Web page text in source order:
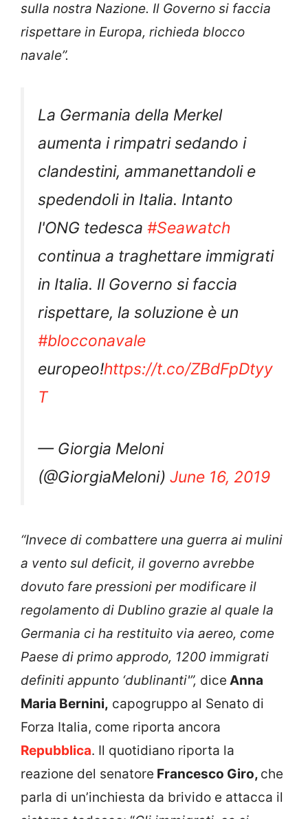
sulla nostra Nazione. Il Governo si faccia
rispettare in Europa, richieda blocco
navale”.
La Germania della Merkel
aumenta i rimpatri sedando i
clandestini, ammanettandoli e
spedendoli in Italia. Intanto
l'ONG tedesca #Seawatch
continua a traghettare immigrati
in Italia. Il Governo si faccia
rispettare, la soluzione è un
#blocconavale
europeo!https://t.co/ZBdFpDtyy
T
— Giorgia Meloni
(@GiorgiaMeloni) June 16, 2019
“Invece di combattere una guerra ai mulini
a vento sul deficit, il governo avrebbe
dovuto fare pressioni per modificare il
regolamento di Dublino grazie al quale la
Germania ci ha restituito via aereo, come
Paese di primo approdo, 1200 immigrati
definiti appunto ‘dublinanti'”, dice Anna
Maria Bernini, capogruppo al Senato di
Forza Italia, come riporta ancora
Repubblica. Il quotidiano riporta la
reazione del senatore Francesco Giro, che
parla di un’inchiesta da brivido e attacca il